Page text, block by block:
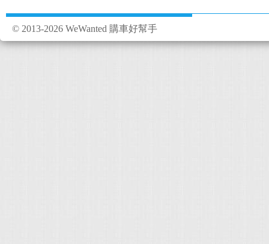
© 2013-2026 WeWanted 購車好幫手